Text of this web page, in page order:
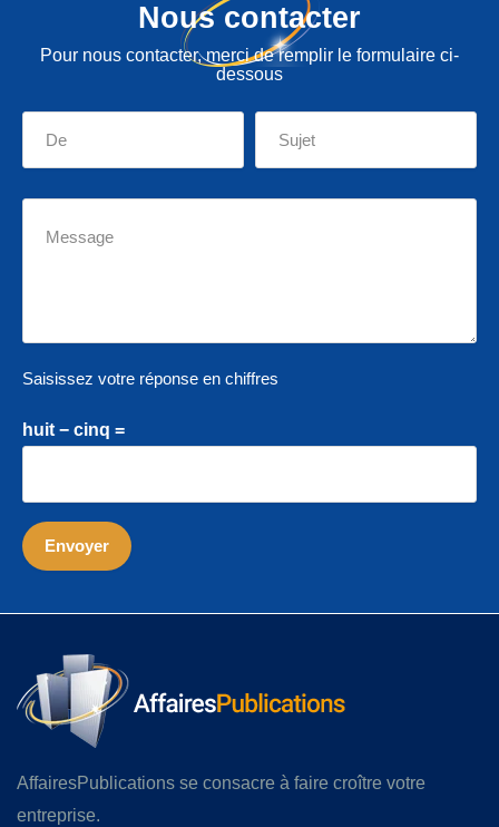
Nous contacter
Pour nous contacter, merci de remplir le formulaire ci-
dessous
Saisissez votre réponse en chiffres
huit − cinq =
AffairesPublications se consacre à faire croître votre
entreprise.